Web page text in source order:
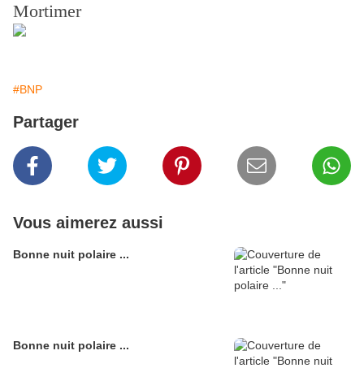
Mortimer
#BNP
Partager
Vous aimerez aussi
Bonne nuit polaire ...
Bonne nuit polaire ...